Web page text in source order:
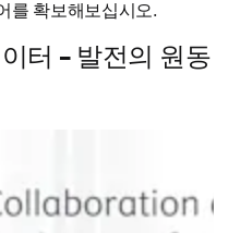
를 확보해보십시오.
터 – 발전의 원동